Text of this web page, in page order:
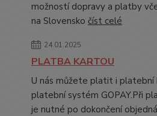
možností dopravy a platby
na Slovensko číst celé
24.01.2025
PLATBA KARTOU
U nás můžete platit i platební
platební systém GOPAY.Při
je nutné po dokončení